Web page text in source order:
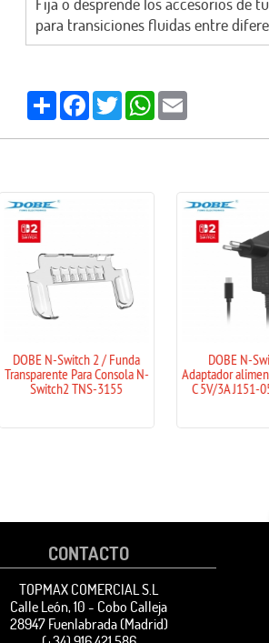
para transiciones fluidas entre
Share FacebookTwitterWhatsApp
N-
DOBE N-Switch 2 /
Adaptador alimentacion USB-
C 5V/3A J151-0503000EX
CONTACTO
TOPMAX COMERCIAL S.L
Calle León, 10 - Cobo Calleja
28947 Fuenlabrada (Madrid)